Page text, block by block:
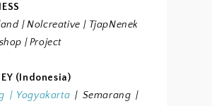
| Nolcreative | TjapNenek
| Project
(Indonesia)
|Yogyakarta | Semarang |